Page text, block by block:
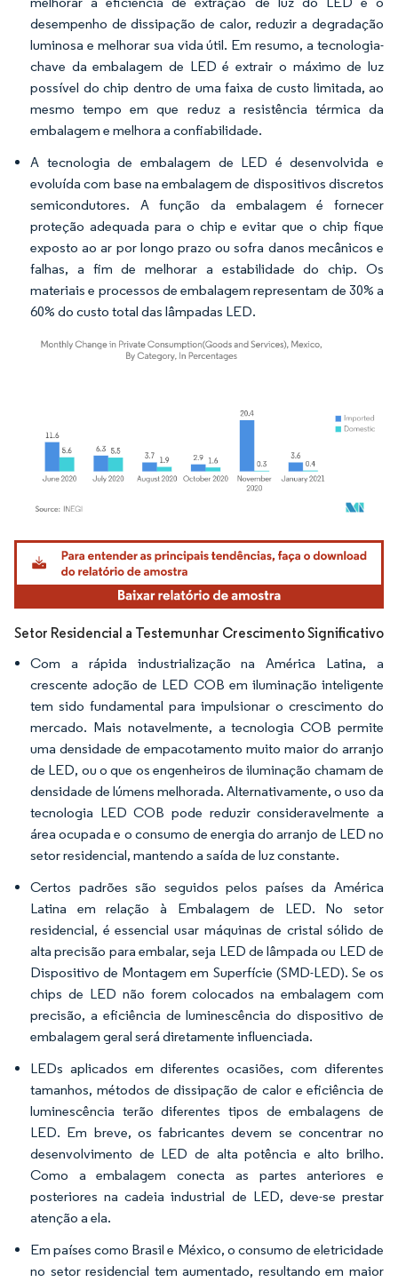
desempenho de dissipação de calor, reduzir a degradação
luminosa e melhorar sua vida útil. Em resumo, a tecnologia-
chave da embalagem de LED é extrair o máximo de luz
possível do chip dentro de uma faixa de custo limitada, ao
mesmo tempo em que reduz a resistência térmica da
embalagem e melhora a confiabilidade.
A tecnologia de embalagem de LED é desenvolvida e
evoluída com base na embalagem de dispositivos discretos
semicondutores. A função da embalagem é fornecer
proteção adequada para o chip e evitar que o chip fique
exposto ao ar por longo prazo ou sofra danos mecânicos e
falhas, a fim de melhorar a estabilidade do chip. Os
materiais e processos de embalagem representam de 30% a
60% do custo total das lâmpadas LED.
Imagem © Mordor Intelligence. O reuso requer atribuição conforme CC BY 4.0.
Setor Residencial a Testemunhar Crescimento Significativo
Com a rápida industrialização na América Latina, a
crescente adoção de LED COB em iluminação inteligente
tem sido fundamental para impulsionar o crescimento do
mercado. Mais notavelmente, a tecnologia COB permite
uma densidade de empacotamento muito maior do arranjo
de LED, ou o que os engenheiros de iluminação chamam de
densidade de lúmens melhorada. Alternativamente, o uso da
tecnologia LED COB pode reduzir consideravelmente a
área ocupada e o consumo de energia do arranjo de LED no
setor residencial, mantendo a saída de luz constante.
Certos padrões são seguidos pelos países da América
Latina em relação à Embalagem de LED. No setor
residencial, é essencial usar máquinas de cristal sólido de
alta precisão para embalar, seja LED de lâmpada ou LED de
Dispositivo de Montagem em Superfície (SMD-LED). Se os
chips de LED não forem colocados na embalagem com
precisão, a eficiência de luminescência do dispositivo de
embalagem geral será diretamente influenciada.
LEDs aplicados em diferentes ocasiões, com diferentes
tamanhos, métodos de dissipação de calor e eficiência de
luminescência terão diferentes tipos de embalagens de
LED. Em breve, os fabricantes devem se concentrar no
desenvolvimento de LED de alta potência e alto brilho.
Como a embalagem conecta as partes anteriores e
posteriores na cadeia industrial de LED, deve-se prestar
atenção a ela.
Em países como Brasil e México, o consumo de eletricidade
no setor residencial tem aumentado, resultando em maior